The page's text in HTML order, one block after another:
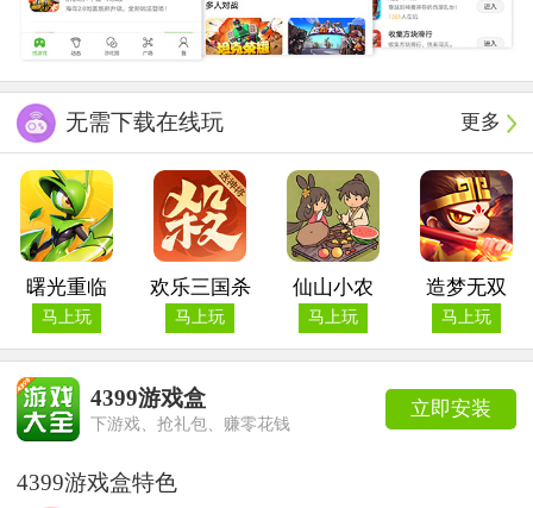
更多
无需下载在线玩
曙光重临
马上玩
欢乐三国杀
马上玩
仙山小农
马上玩
造梦无双
马上玩
立即安装
4399游戏盒
下游戏、抢礼包、赚零花钱
4399游戏盒特色